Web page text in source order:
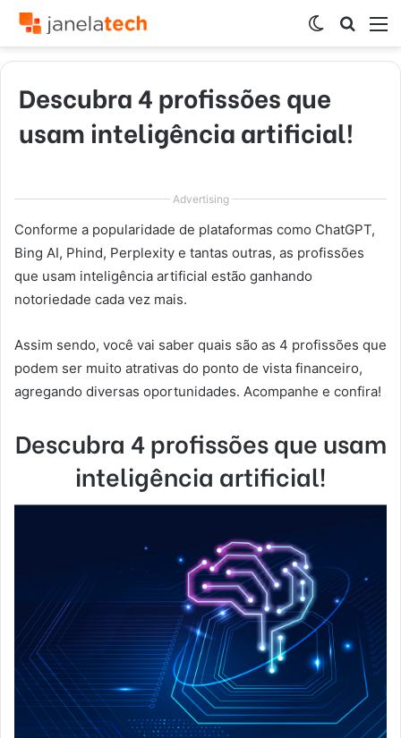
por
Switch
skin
Descubra 4 profissões que
usam inteligência artificial!
Advertising
Conforme a popularidade de plataformas como ChatGPT,
Bing AI, Phind, Perplexity e tantas outras, as profissões
que usam inteligência artificial estão ganhando
notoriedade cada vez mais.
Assim sendo, você vai saber quais são as 4 profissões que
podem ser muito atrativas do ponto de vista financeiro,
agregando diversas oportunidades. Acompanhe e confira!
Descubra 4 profissões que usam
inteligência artificial!